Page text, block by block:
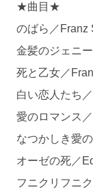
★曲目★
のばら／Franz
金髪のジェニ
死と乙女／
白い恋人たち
愛のロマンス
なつかしき愛
オーゼの死／
フニクリフニ